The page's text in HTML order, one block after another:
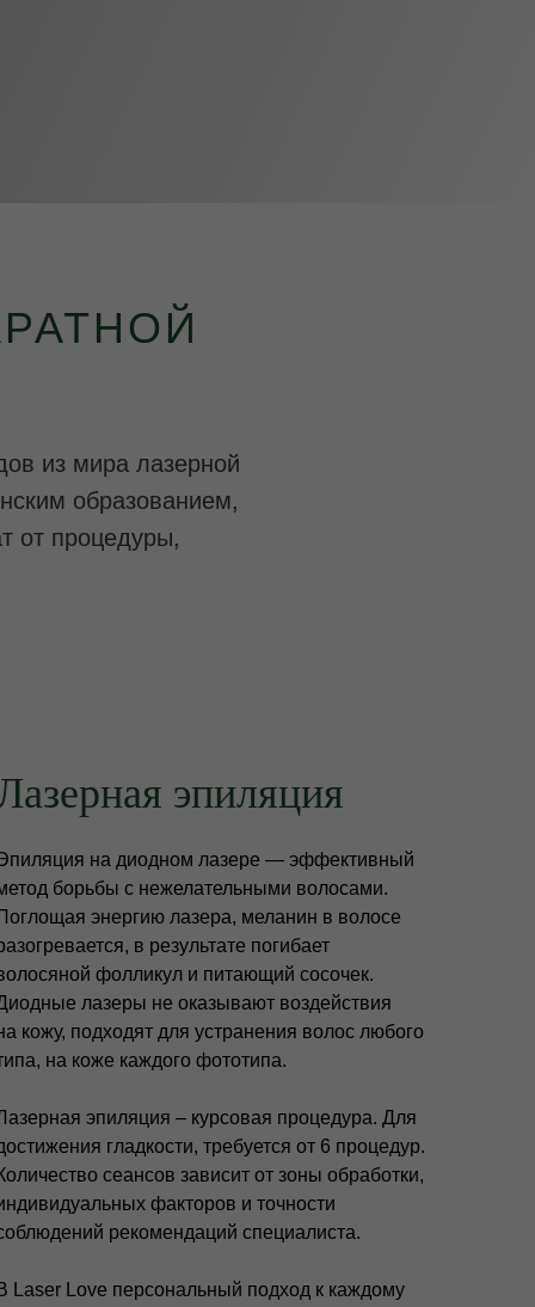
из мира лазерной
образованием,
от процедуры,
эпиляция
на диодном лазере — эффективный
борьбы с нежелательными волосами.
энергию лазера, меланин в волосе
в результате погибает
фолликул и питающий сосочек.
лазеры не оказывают воздействия
кожу, подходят для устранения волос любого
на коже каждого фототипа.
эпиляция – курсовая процедура. Для
гладкости, требуется от 6 процедур.
сеансов зависит от зоны обработки,
факторов и точности
рекомендаций специалиста.
Laser Love персональный подход к каждому